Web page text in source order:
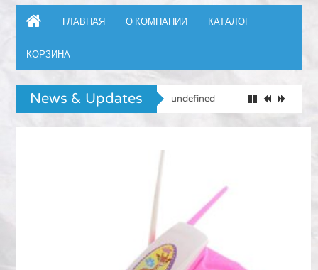
ГЛАВНАЯ О КОМПАНИИ КАТАЛОГ
КОРЗИНА
News & Updates undefined